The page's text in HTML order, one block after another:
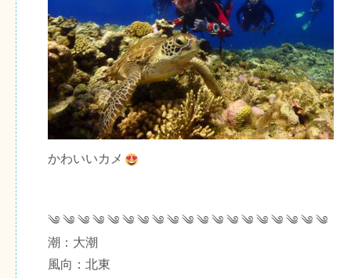
かわいいカメ
༄ ༄ ༄ ༄ ༄ ༄ ༄ ༄ ༄ ༄ ༄ ༄ ༄ ༄ ༄ ༄ ༄ ༄ ༄
潮：大潮
風向：北東